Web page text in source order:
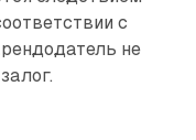
с
не